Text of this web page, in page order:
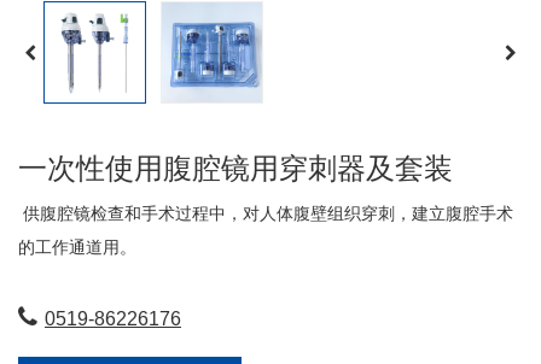
一次性使用腹腔镜用穿刺器及套装
供腹腔镜检查和手术过程中，对人体腹壁组织穿刺，建立腹腔手术
的工作通道用。
0519-86226176